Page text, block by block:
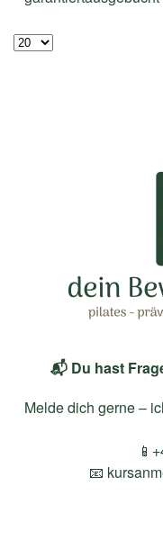
📬 Du hast
Melde dich gerne –
📧